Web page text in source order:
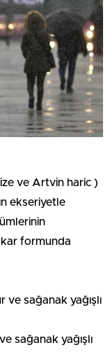
ve Artvin haric )
ekseriyetle
kar formunda
sağanak yağışlı
sağanak yağışlı